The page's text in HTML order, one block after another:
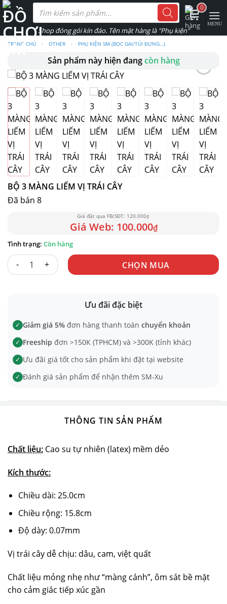
Skip
to
content
Tìm
kiếm
phẩm
TRANG CHỦ › OTHER › PHỤ KIỆN SM (BỌC GAI/TÚI ĐỰNG…)
Sản phẩm này hiện đangcòn hàng
BỘ 3 MÀNG LIẾM VỊ TRÁI CÂY
Đã bán 8
120.000₫
100.000₫
Còn hàng
BỘ 3 MÀNG LIẾM VỊ TRÁI CÂY số lượngCHỌN MUA
Ưu đãi đặc biệt
✓ Giảm giá 5% đơn hàng thanh toán chuyển khoản
✓ Freeship đơn >150K (TPHCM) và >300K (tỉnh khác)
✓ Ưu đãi giá tốt cho sản phẩm khi đặt tại website
✓ Đánh giá sản phẩm để nhận thêm SM-Xu
THÔNG TIN SẢN PHẨM
Chất liệu: Cao su tự nhiên (latex) mềm dẻo
Kích thước:
Chiều dài: 25.0cm
Chiều rộng: 15.8cm
Độ dày: 0.07mm
Vị trái cây dễ chịu: dâu, cam, việt quất
Chất liệu mỏng nhẹ như “màng cánh”, ôm sát bề mặt
cho cảm giác tiếp xúc gần
0